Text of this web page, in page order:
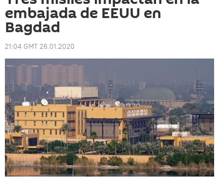
embajada de EEUU en
Bagdad
21:04 GMT 26.01.2020